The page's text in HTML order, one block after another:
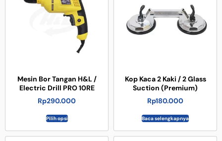
Mesin Bor Tangan H&L /
Electric Drill PRO 10RE
Rp290.000
Pilih opsi
Kop Kaca 2 Kaki / 2 Glass
Suction (Premium)
Rp180.000
Baca selengkapnya